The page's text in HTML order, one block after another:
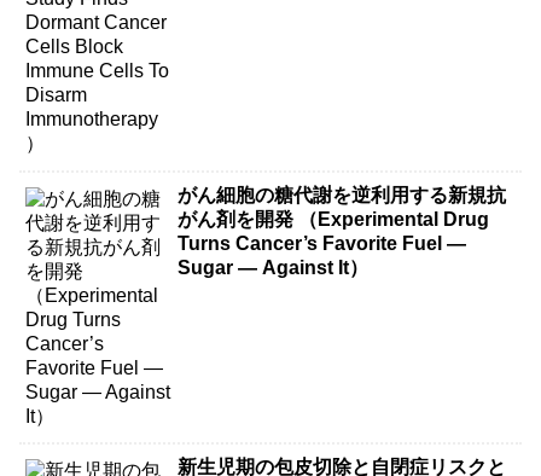
がん細胞の糖代謝を逆利用する新規抗
がん剤を開発 （Experimental Drug
Turns Cancer’s Favorite Fuel —
Sugar — Against It）
新生児期の包皮切除と自閉症リスクと